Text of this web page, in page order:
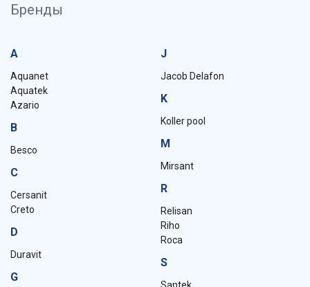
Бренды
A
Aquanet
Aquatek
Azario
B
Besco
C
Cersanit
Creto
D
Duravit
G
J
Jacob Delafon
K
Koller pool
M
Mirsant
R
Relisan
Riho
Roca
S